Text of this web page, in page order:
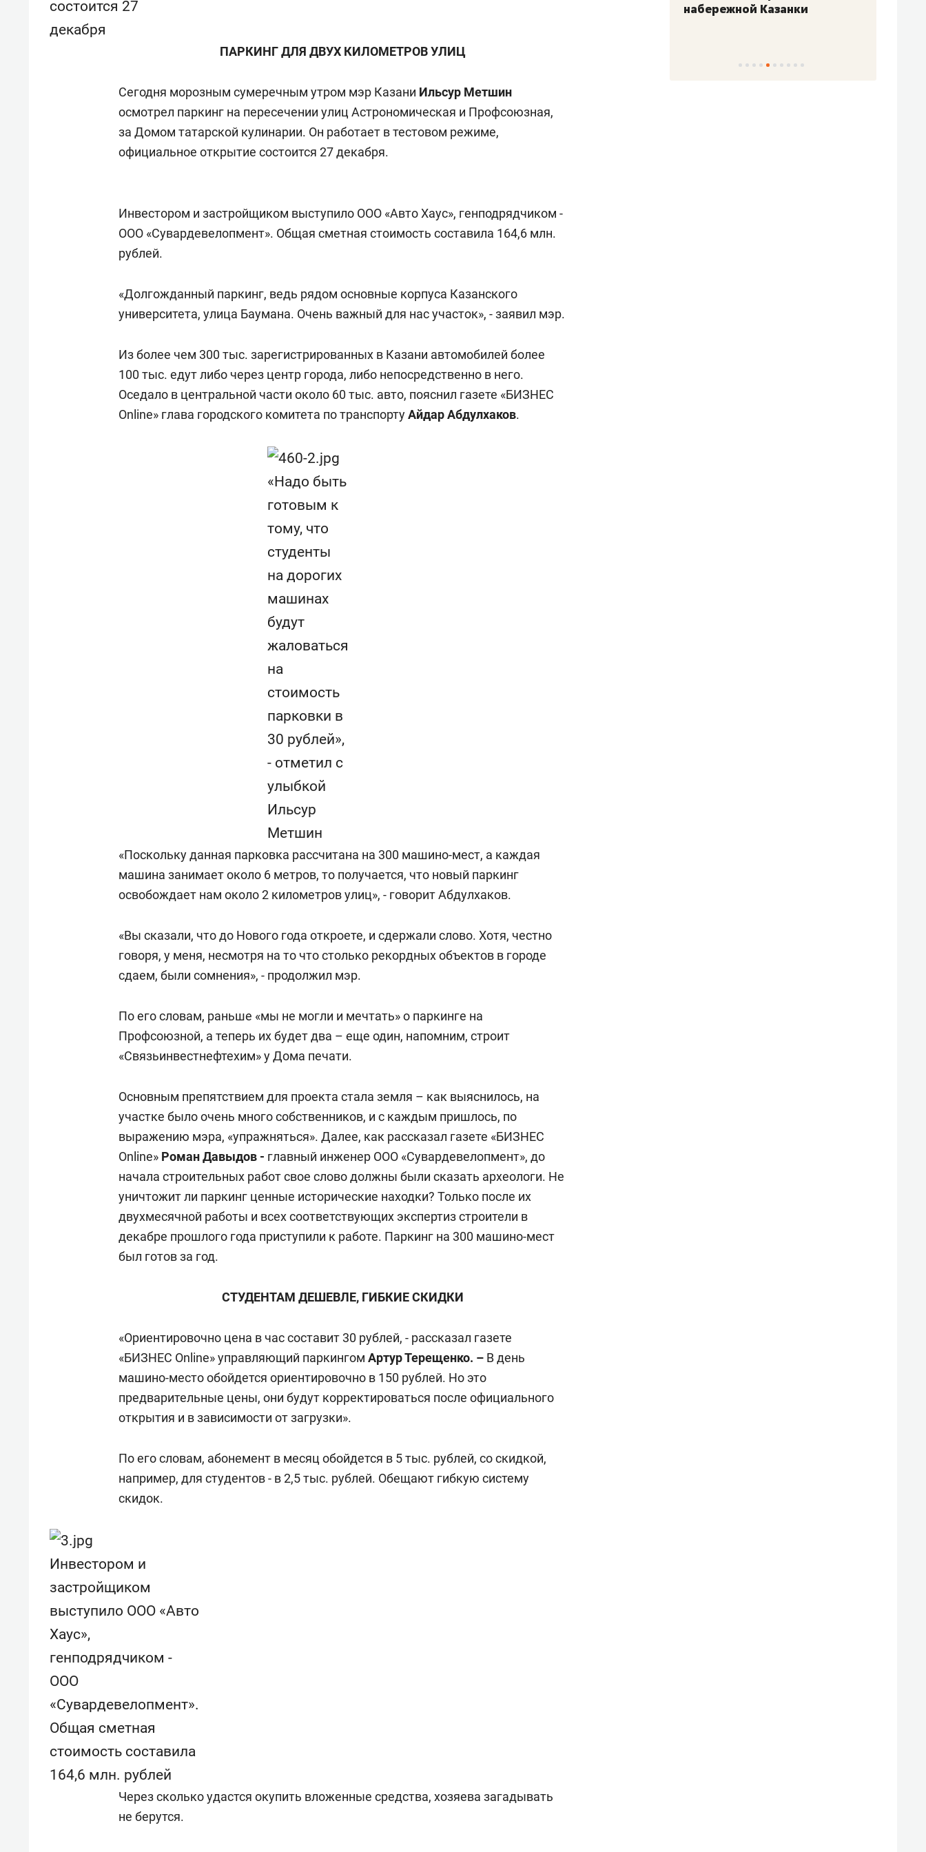
состоится 27
декабря
ПАРКИНГ ДЛЯ ДВУХ КИЛОМЕТРОВ УЛИЦ
Сегодня морозным сумеречным утром мэр Казани Ильсур Метшин
осмотрел паркинг на пересечении улиц Астрономическая и Профсоюзная,
за Домом татарской кулинарии. Он работает в тестовом режиме,
официальное открытие состоится 27 декабря.
Инвестором и застройщиком выступило ООО «Авто Хаус», генподрядчиком -
ООО «Сувардевелопмент». Общая сметная стоимость составила 164,6 млн.
рублей.
«Долгожданный паркинг, ведь рядом основные корпуса Казанского
университета, улица Баумана. Очень важный для нас участок», - заявил мэр.
Из более чем 300 тыс. зарегистрированных в Казани автомобилей более
100 тыс. едут либо через центр города, либо непосредственно в него.
Оседало в центральной части около 60 тыс. авто, пояснил газете «БИЗНЕС
Online» глава городского комитета по транспортуАйдар Абдулхаков.
«Надо быть
готовым к
тому, что
студенты
на дорогих
машинах
будут
жаловаться
на
стоимость
парковки в
30 рублей»,
- отметил с
улыбкой
Ильсур
Метшин
«Поскольку данная парковка рассчитана на 300 машино-мест, а каждая
машина занимает около 6 метров, то получается, что новый паркинг
освобождает нам около 2 километров улиц», - говорит Абдулхаков.
«Вы сказали, что до Нового года откроете, и сдержали слово. Хотя, честно
говоря, у меня, несмотря на то что столько рекордных объектов в городе
сдаем, были сомнения», - продолжил мэр.
По его словам, раньше «мы не могли и мечтать» о паркинге на
Профсоюзной, а теперь их будет два – еще один, напомним, строит
«Связьинвестнефтехим» у Дома печати.
Основным препятствием для проекта стала земля – как выяснилось, на
участке было очень много собственников, и с каждым пришлось, по
выражению мэра, «упражняться». Далее, как рассказал газете «БИЗНЕС
Online» Роман Давыдов - главный инженер ООО «Сувардевелопмент», до
начала строительных работ свое слово должны были сказать археологи. Не
уничтожит ли паркинг ценные исторические находки? Только после их
двухмесячной работы и всех соответствующих экспертиз строители в
декабре прошлого года приступили к работе. Паркинг на 300 машино-мест
был готов за год.
СТУДЕНТАМ ДЕШЕВЛЕ, ГИБКИЕ СКИДКИ
«Ориентировочно цена в час составит 30 рублей, - рассказал газете
«БИЗНЕС Online» управляющий паркингом Артур Терещенко. – В день
машино-место обойдется ориентировочно в 150 рублей. Но это
предварительные цены, они будут корректироваться после официального
открытия и в зависимости от загрузки».
По его словам, абонемент в месяц обойдется в 5 тыс. рублей, со скидкой,
например, для студентов - в 2,5 тыс. рублей. Обещают гибкую систему
скидок.
Инвестором и
застройщиком
выступило ООО «Авто
Хаус»,
генподрядчиком -
ООО
«Сувардевелопмент».
Общая сметная
стоимость составила
164,6 млн. рублей
Через сколько удастся окупить вложенные средства, хозяева загадывать
не берутся.
состоянием как основа
антихрупких команд
набережной Казанки